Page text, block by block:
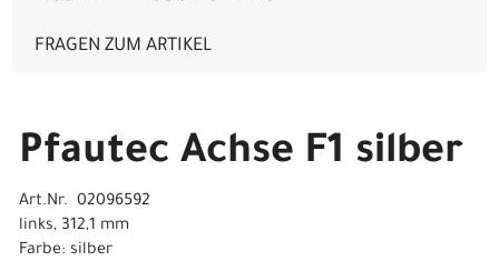
FRAGEN ZUM ARTIKEL
Pfautec Achse F1 silber
Art.Nr. 02096592
links, 312,1 mm
Farbe: silber